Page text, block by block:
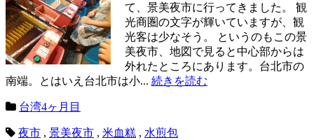
て、景美夜市に行ってきました。 観
光商圏の文字が輝いていますが、観
光客は少なそう。 というのもこの景
美夜市、地図で見ると中心部からは
外れたところにあります。台北市の
南端。とはいえ台北市は小... 続きを読む
台湾4ヶ月目
夜市 , 景美夜市 , 米血糕 , 水煎包